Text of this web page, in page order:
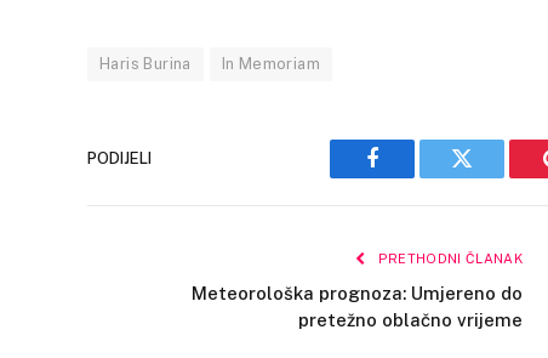
Haris Burina In Memoriam
PODIJELI
Facebook Twitter
PRETHODNI ČLANAK
Meteorološka prognoza: Umjereno do
pretežno oblačno vrijeme